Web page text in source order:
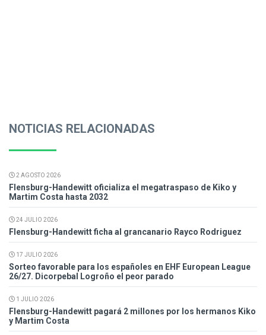
NOTICIAS RELACIONADAS
2 AGOSTO 2026
Flensburg-Handewitt oficializa el megatraspaso de Kiko y
Martim Costa hasta 2032
24 JULIO 2026
Flensburg-Handewitt ficha al grancanario Rayco Rodriguez
17 JULIO 2026
Sorteo favorable para los españoles en EHF European League
26/27. Dicorpebal Logroño el peor parado
1 JULIO 2026
Flensburg-Handewitt pagará 2 millones por los hermanos Kiko
y Martim Costa